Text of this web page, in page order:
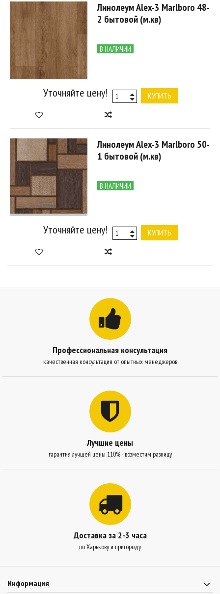
Линолеум Alex-3 Marlboro 48-
2 бытовой (м.кв)
В НАЛИЧИИ
Уточняйте цену! КУПИТЬ
Линолеум Alex-3 Marlboro 50-
1 бытовой (м.кв)
В НАЛИЧИИ
Уточняйте цену! КУПИТЬ
Профессиональная консультация
качественная консультация от опытных менеджеров
Лучшие цены
гарантия лучшей цены 110% - возместим разницу
Доставка за 2-3 часа
по Харькову и пригороду
Информация